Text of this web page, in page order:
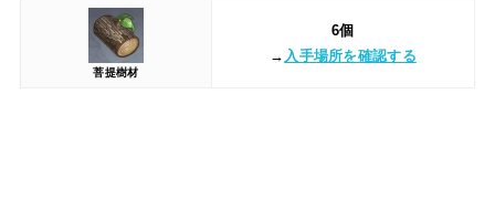
菩提樹材
6個
→ 入手場所を確認する